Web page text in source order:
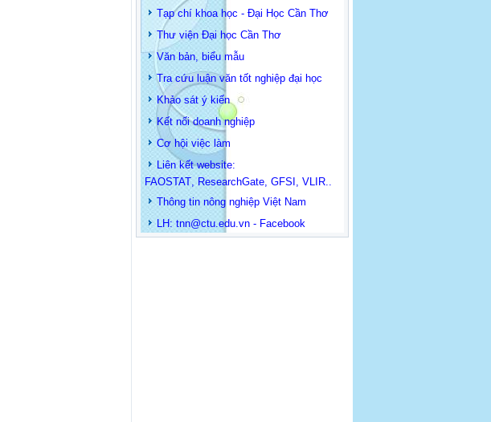
Tạp chí khoa học - Đại Học Cần Thơ
Thư viện Đại học Cần Thơ
Văn bản, biểu mẫu
Tra cứu luận văn tốt nghiệp đại học
Khảo sát ý kiến
Kết nối doanh nghiệp
Cơ hội việc làm
Liên kết website:
FAOSTAT, ResearchGate, GFSI , VLIR..
Thông tin nông nghiệp Việt Nam
LH: tnn@ctu.edu.vn - Facebook